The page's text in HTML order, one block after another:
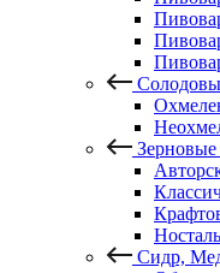
Сидр,